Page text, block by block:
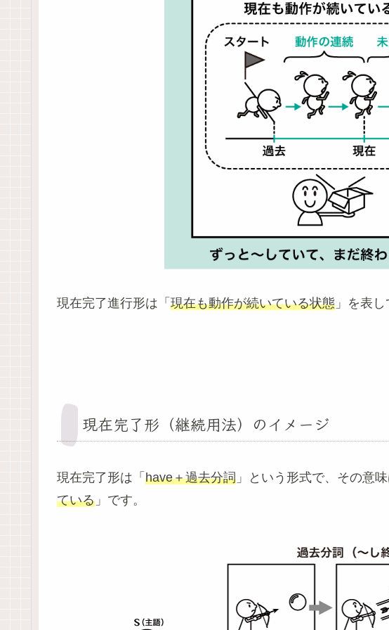
現在完了進行形は「 現在も動作が続いている状態 」を表し
現在完了形（継続用法）のイメージ
現在完了形は「 have＋過去分詞 」という形式で、その意味
ている 」です。